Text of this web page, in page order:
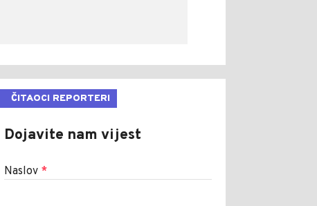
ČITAOCI REPORTERI
Dojavite nam vijest
Naslov *